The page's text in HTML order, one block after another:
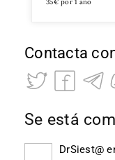
Contacta
Se está
DrSiest@